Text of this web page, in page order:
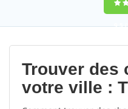
9,5
Trouver des
votre ville :